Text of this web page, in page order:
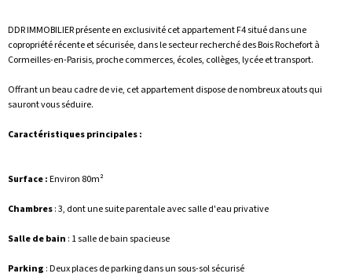
DDR IMMOBILIER présente en exclusivité cet appartement F4 situé dans une
copropriété récente et sécurisée, dans le secteur recherché des Bois Rochefort à
Cormeilles-en-Parisis, proche commerces, écoles, collèges, lycée et transport.
Offrant un beau cadre de vie, cet appartement dispose de nombreux atouts qui
sauront vous séduire.
Caractéristiques principales :
Surface :Environ 80m²
Chambres: 3, dont une suite parentale avec salle d'eau privative
Salle de bain : 1 salle de bain spacieuse
Parking : Deux places de parking dans un sous-sol sécurisé